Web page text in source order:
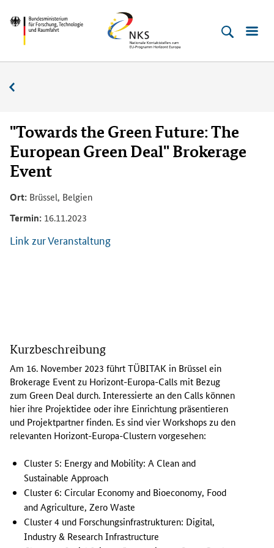
zum
Inhalt
(Eingabetaste)
zum
Hauptmenu
(Eingabetaste)
zur
Suche
(Eingabetaste)
zur
Fußleiste
(Enter)
Bundesministerium
Technologie
Raumfahrt
Horizont
Europa
"Towards the Green Future: The
European Green Deal" Brokerage
Event
Ort: Brüssel, Belgien
Termin: 16.11.2023
Link zur Veranstaltung
1
6
.
N
o
v
e
b
Kurzbeschreibung
Am 16. November 2023 führt TÜBITAK in Brüssel ein
Brokerage Eventzu Horizont-Europa-Calls mit Bezug
zum Green Deal durch. Interessierte an den Calls können
hier ihre Projektidee oder ihre Einrichtung präsentieren
und Projektpartner finden. Es sind vierWorkshopszu den
relevanten Horizont-Europa-Clusternvorgesehen:
Cluster 5: Energy and Mobility: A Clean and
Sustainable Approach
Cluster6: Circular Economy and Bioeconomy, Food
and Agriculture, Zero Waste
Cluster4 und Forschungsinfrastrukturen: Digital,
Industry & Research Infrastructure